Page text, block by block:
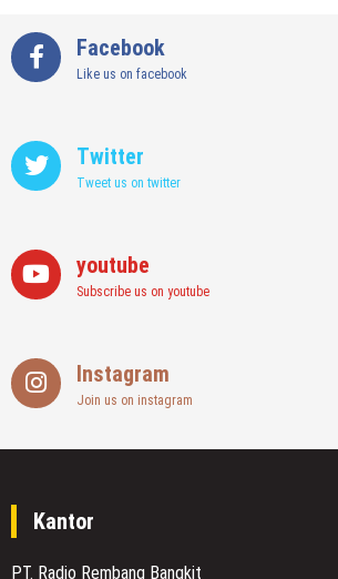
Facebook
Like us on facebook
Twitter
Tweet us on twitter
youtube
Subscribe us on youtube
Instagram
Join us on instagram
Kantor
PT. Radio Rembang Bangkit